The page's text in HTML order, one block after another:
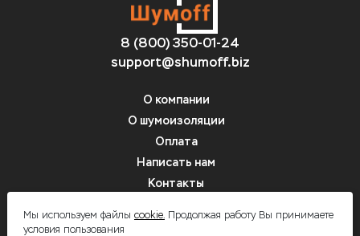
8 (800) 350-01-24
support@shumoff.biz
О компании
О шумоизоляции
Оплата
Написать нам
Контакты
Мы используем файлы cookie.Продолжая работу Вы принимаете
условия пользования